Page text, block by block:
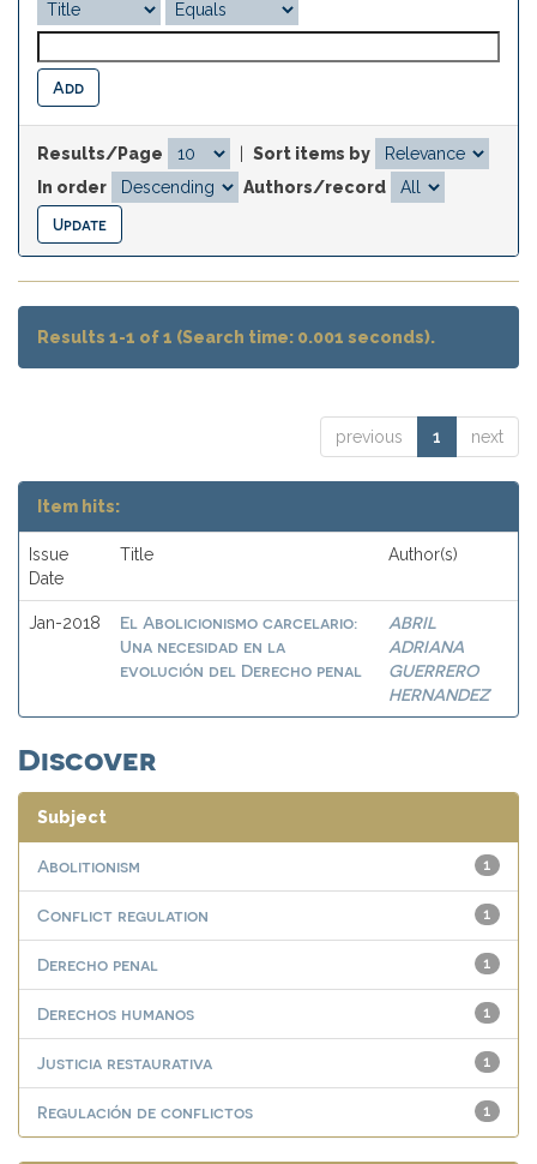
Results/Page
Sort items by
In order
Authors/record
Results 1-1 of 1 (Search time: 0.001 seconds).
previous 1 next
Item hits:
Issue
Date
Title Author(s)
Jan-2018
El Abolicionismo carcelario:
Una necesidad en la
evolución del Derecho penal
ABRIL
ADRIANA
GUERRERO
HERNANDEZ
Discover
Subject
1
Abolitionism
1
Conflict regulation
1
Derecho penal
1
Derechos humanos
1
Justicia restaurativa
1
Regulación de conflictos